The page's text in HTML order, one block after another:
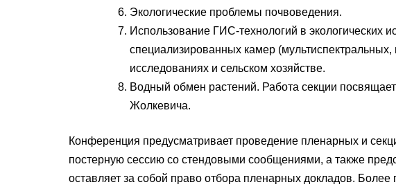
Экологические проблемы почвоведения.
Использование ГИС-технологий в экологических
специализированных камер
исследованиях и сельском хозяйстве.
Водный обмен растений. Работа секции
Жолкевича.
Конференция предусматривает проведение пленарных и
постерную сессию со стендовыми сообщениями, а также
оставляет за собой право отбора пленарных докладов.